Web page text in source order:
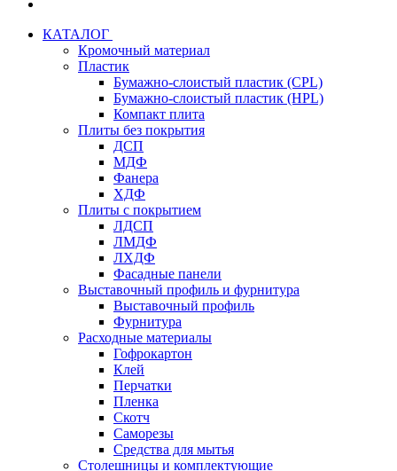
КАТАЛОГ
Кромочный материал
Пластик
Бумажно-слоистый пластик (CPL)
Бумажно-слоистый пластик (HPL)
Компакт плита
Плиты без покрытия
ДСП
МДФ
Фанера
ХДФ
Плиты с покрытием
ЛДСП
ЛМДФ
ЛХДФ
Фасадные панели
Выставочный профиль и фурнитура
Выставочный профиль
Фурнитура
Расходные материалы
Гофрокартон
Клей
Перчатки
Пленка
Скотч
Саморезы
Средства для мытья
Столешницы и комплектующие